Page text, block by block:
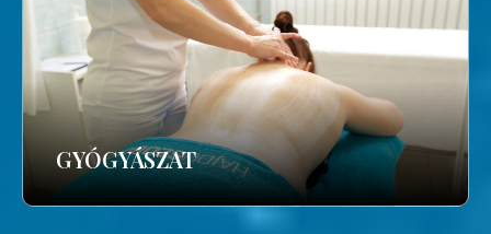
GYÓGYÁSZAT